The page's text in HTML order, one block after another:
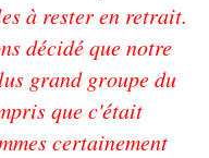
à rester en retrait.
décidé que notre
grand groupe du
que c'était
certainement